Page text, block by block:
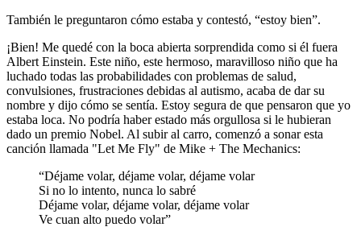
También le preguntaron cómo estaba y contestó, “estoy bien”.
¡Bien! Me quedé con la boca abierta sorprendida como si él fuera
Albert Einstein. Este niño, este hermoso, maravilloso niño que ha
luchado todas las probabilidades con problemas de salud,
convulsiones, frustraciones debidas al autismo, acaba de dar su
nombre y dijo cómo se sentía. Estoy segura de que pensaron que yo
estaba loca. No podría haber estado más orgullosa si le hubieran
dado un premio Nobel. Al subir al carro, comenzó a sonar esta
canción llamada "Let Me Fly" de Mike + The Mechanics:
“Déjame volar, déjame volar, déjame volar
Si no lo intento, nunca lo sabré
Déjame volar, déjame volar, déjame volar
Ve cuan alto puedo volar”